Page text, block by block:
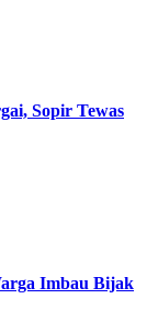
Sopir Tewas
Imbau Bijak